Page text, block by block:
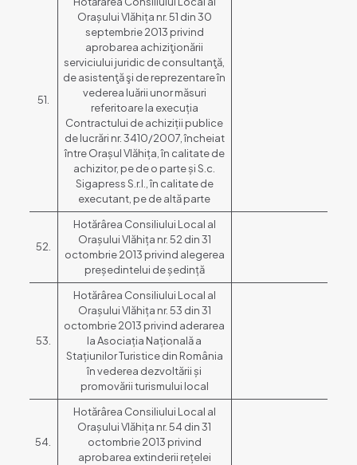
51.
Orașului Vlăhița nr. 51 din 30
septembrie 2013 privind
aprobarea achiziţionării
serviciului juridic de consultanţă,
de asistenţă şi de reprezentare în
vederea luării unor măsuri
referitoare la execuția
Contractului de achiziții publice
de lucrări nr. 3410/2007, încheiat
între Orașul Vlăhița, în calitate de
achizitor, pe de o parte și S.c.
Sigapress S.r.l., în calitate de
executant, pe de altă parte
52.
Hotărârea Consiliului Local al
Orașului Vlăhița nr. 52 din 31
octombrie 2013 privind alegerea
președintelui de ședință
53.
Hotărârea Consiliului Local al
Orașului Vlăhița nr. 53 din 31
octombrie 2013 privind aderarea
la Asociația Națională a
Stațiunilor Turistice din România
în vederea dezvoltării și
promovării turismului local
54.
Hotărârea Consiliului Local al
Orașului Vlăhița nr. 54 din 31
octombrie 2013 privind
aprobarea extinderii rețelei